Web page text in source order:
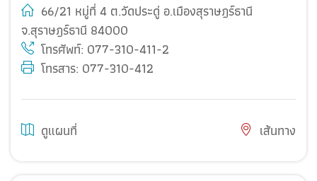
66/21 หมู่ที่ 4 ต.วัดประดู่ อ.เมืองสุราษฎร์ธานี
จ.สุราษฎร์ธานี 84000
โทรศัพท์: 077-310-411-2
โทรสาร: 077-310-412
ดูแผนที่ เส้นทาง